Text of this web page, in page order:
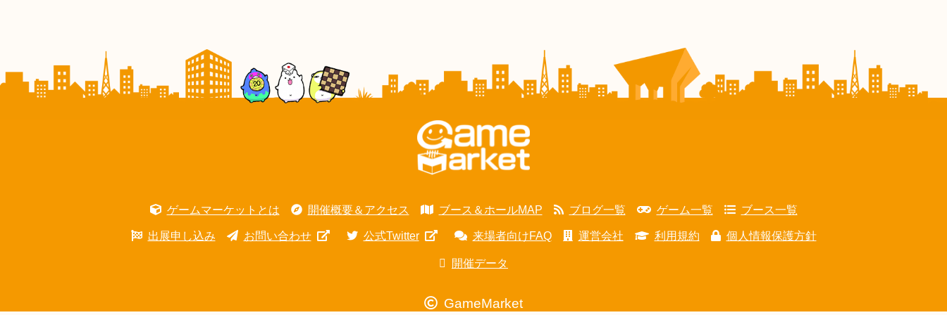
ゲームマーケットとは 開催概要＆アクセス ブース＆ホールMAP ブログ一覧 ゲーム一覧 ブース一覧
出展申し込み お問い合わせ 公式Twitter 来場者向けFAQ 運営会社 利用規約 個人情報保護方針
開催データ
GameMarket